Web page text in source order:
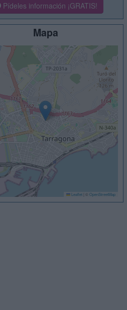
Pídeles información ¡GRATIS!
Mapa
Leaflet © OpenStreetMap